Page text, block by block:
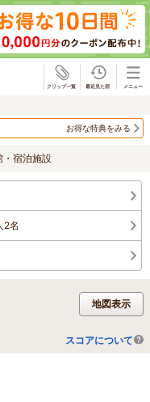
お得な特典をみる
・宿泊施設
2名
地図表示
スコアについて